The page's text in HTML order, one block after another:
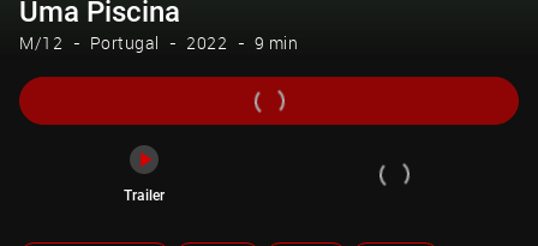
Uma Piscina
M/12 Portugal 2022 9 min
Trailer